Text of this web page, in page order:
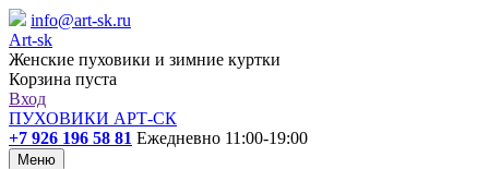
info@art-sk.ru
Art-sk
Женские пуховики и зимние куртки
Корзина пуста
Вход
ПУХОВИКИ АРТ-СК
+7 926 196 58 81 Ежедневно 11:00-19:00
Меню